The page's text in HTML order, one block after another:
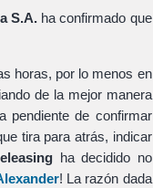
S.A.ha confirmado que
horas, por lo menos en
de la mejor manera
pendiente de confirmar
tira para atrás, indicar
ha decidido no
! La razón dada